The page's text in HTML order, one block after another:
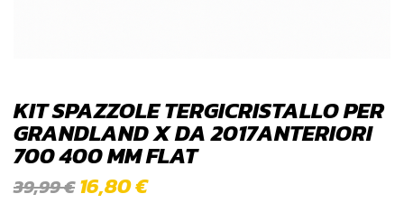
KIT SPAZZOLE TERGICRISTALLO PER
GRANDLAND X DA 2017ANTERIORI
700 400 MM FLAT
39,99€ 16,80€